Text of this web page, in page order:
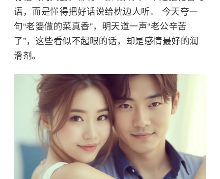
语，而是懂得把好话说给枕边人听。 今天夸一
句“老婆做的菜真香”，明天道一声“老公辛苦
了”，这些看似不起眼的话，却是感情最好的润
滑剂。